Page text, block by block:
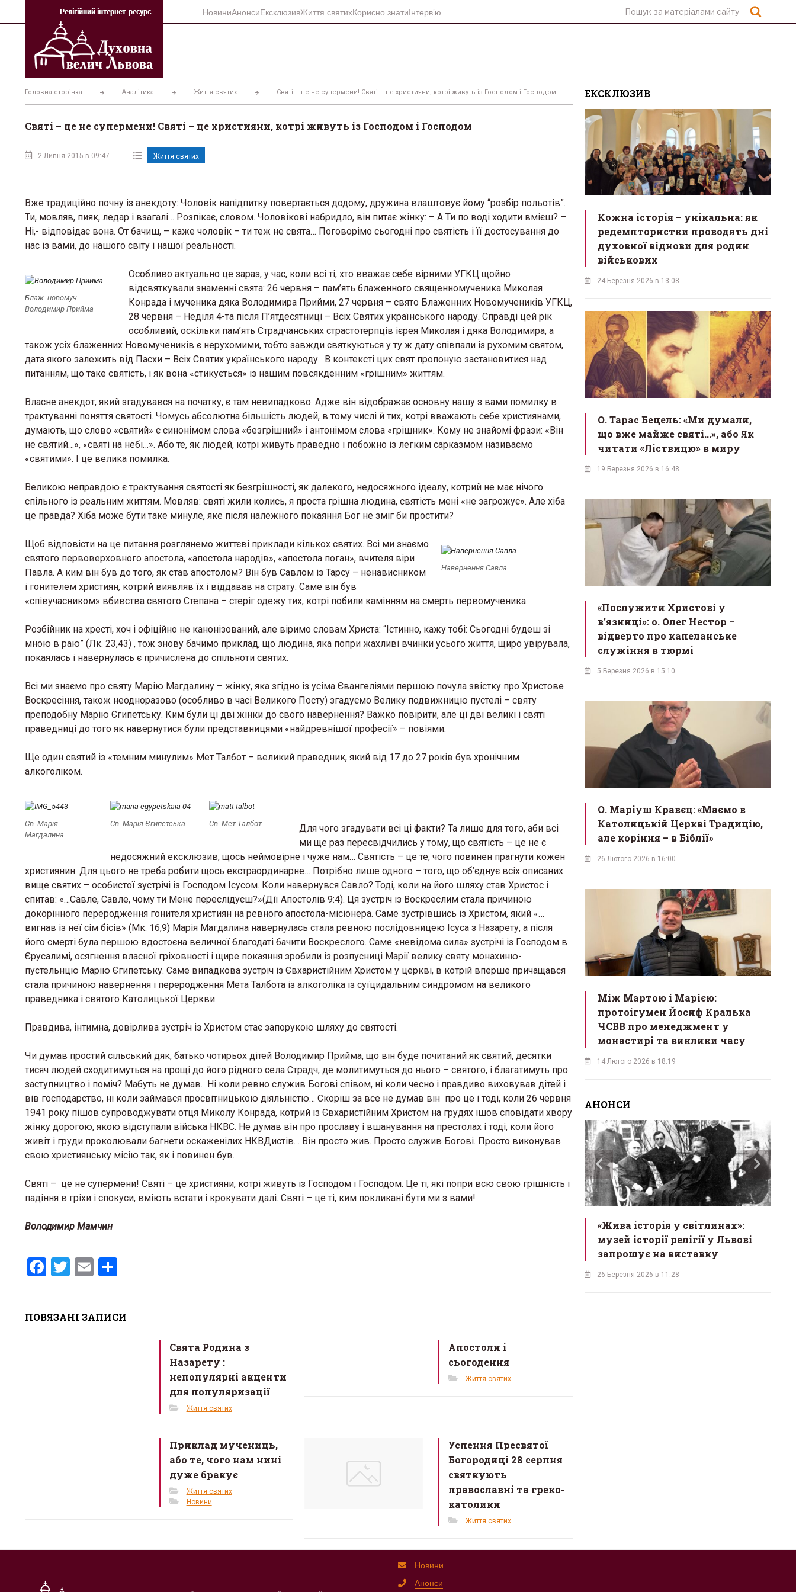
вмісту
НовиниАнонсиЕксклюзивЖиття святихКорисно знатиІнтерв’ю
Головна сторінка Аналітика Життя святих Святі – це не супермени! Святі – це християни, котрі живуть із Господом і Господом
Святі – це не супермени! Святі – це християни, котрі живуть із Господом і Господом
2 Липня 2015 в 09:47 Життя святих
Вже традиційно почну із анекдоту: Чоловік напідпитку повертається додому, дружина влаштовує йому “розбір польотів”.
Ти, мовляв, пияк, ледар і взагалі… Розпікає, словом. Чоловікові набридло, він питає жінку: – А Ти по воді ходити вмієш? –
Ні,- відповідає вона. От бачиш, – каже чоловік – ти теж не свята… Поговорімо сьогодні про святість і її достосування до
нас із вами, до нашого світу і нашої реальності.
Блаж. новомуч.
Володимир Прийма
Особливо актуально це зараз, у час, коли всі ті, хто вважає себе вірними УГКЦ щойно
відсвяткували знаменні свята: 26 червня – пам’ять блаженного священномученика Миколая
Конрада і мученика дяка Володимира Прийми, 27 червня – свято Блаженних Новомучеників УГКЦ,
28 червня – Неділя 4-та після П’ятдесятниці – Всіх Святих українського народу. Справді цей рік
особливий, оскільки пам’ять Страдчанських страстотерпців ієрея Миколая і дяка Володимира, а
також усіх блаженних Новомучеників є нерухомими, тобто завжди святкуються у ту ж дату співпали із рухомим святом,
дата якого залежить від Пасхи – Всіх Святих українського народу. В контексті цих свят пропоную застановитися над
питанням, що таке святість, і як вона «стикується» із нашим повсякденним «грішним» життям.
Власне анекдот, який згадувався на початку, є там невипадково. Адже він відображає основну нашу з вами помилку в
трактуванні поняття святості. Чомусь абсолютна більшість людей, в тому числі й тих, котрі вважають себе християнами,
думають, що слово «святий» є синонімом слова «безгрішний» і антонімом слова «грішник». Кому не знайомі фрази: «Він
не святий…», «святі на небі…». Або те, як людей, котрі живуть праведно і побожно із легким сарказмом називаємо
«святими». І це велика помилка.
Великою неправдою є трактування святості як безгрішності, як далекого, недосяжного ідеалу, котрий не має нічого
спільного із реальним життям. Мовляв: святі жили колись, я проста грішна людина, святість мені «не загрожує». Але хіба
це правда? Хіба може бути таке минуле, яке після належного покаяння Бог не зміг би простити?
Навернення Савла
Щоб відповісти на це питання розглянемо життєві приклади кількох святих. Всі ми знаємо
святого первоверховного апостола, «апостола народів», «апостола поган», вчителя віри
Павла. А ким він був до того, як став апостолом? Він був Савлом із Тарсу – ненависником
і гонителем християн, котрий виявляв їх і віддавав на страту. Саме він був
«співучасником» вбивства святого Степана – стеріг одежу тих, котрі побили камінням на смерть первомученика.
Розбійник на хресті, хоч і офіційно не канонізований, але віримо словам Христа: “Істинно, кажу тобі: Сьогодні будеш зі
мною в раю” (Лк. 23,43) , тож знову бачимо приклад, що людина, яка попри жахливі вчинки усього життя, щиро увірувала,
покаялась і навернулась є причислена до спільноти святих.
Всі ми знаємо про святу Марію Магдалину – жінку, яка згідно із усіма Євангеліями першою почула звістку про Христове
Воскресіння, також неодноразово (особливо в часі Великого Посту) згадуємо Велику подвижницю пустелі – святу
преподобну Марію Єгипетську. Ким були ці дві жінки до свого навернення? Важко повірити, але ці дві великі і святі
праведниці до того як навернутися були представницями «найдревнішої професії» – повіями.
Ще один святий із «темним минулим» Мет Талбот – великий праведник, який від 17 до 27 років був хронічним
алкоголіком.
Св. Марія
Магдалина
Св. Марія Єгипетська Св. Мет Талбот
Для чого згадувати всі ці факти? Та лише для того, аби всі
ми ще раз пересвідчились у тому, що святість – це не є
недосяжний ексклюзив, щось неймовірне і чуже нам… Святість – це те, чого повинен прагнути кожен
християнин. Для цього не треба робити щось екстраординарне… Потрібно лише одного – того, що об’єднує всіх описаних
вище святих – особистої зустрічі із Господом Ісусом. Коли навернувся Савло? Тоді, коли на його шляху став Христос і
спитав: «…Савле, Савле, чому ти Мене переслідуєш?»(Дії Апостолів 9:4). Ця зустріч із Воскреслим стала причиною
докорінного переродження гонителя християн на ревного апостола-місіонера. Саме зустрівшись із Христом, який «…
вигнав із неї сім бісів» (Мк. 16,9) Марія Магдалина навернулась стала ревною послідовницею Ісуса з Назарету, а після
його смерті була першою вдостоєна величної благодаті бачити Воскреслого. Саме «невідома сила» зустрічі із Господом в
Єрусалимі, осягнення власної гріховності і щире покаяння зробили із розпусниці Марії велику святу монахиню-
пустельнцю Марію Єгипетську. Саме випадкова зустріч із Євхаристійним Христом у церкві, в котрій вперше причащався
стала причиною навернення і переродження Мета Талбота із алкоголіка із суїцидальним синдромом на великого
праведника і святого Католицької Церкви.
Правдива, інтимна, довірлива зустріч із Христом стає запорукою шляху до святості.
Чи думав простий сільський дяк, батько чотирьох дітей Володимир Прийма, що він буде почитаний як святий, десятки
тисяч людей сходитимуться на прощі до його рідного села Страдч, де молитимуться до нього – святого, і благатимуть про
заступництво і поміч? Мабуть не думав. Ні коли ревно служив Богові співом, ні коли чесно і правдиво виховував дітей і
вів господарство, ні коли займався просвітницькою діяльністю… Скоріш за все не думав він про це і тоді, коли 26 червня
1941 року пішов супроводжувати отця Миколу Конрада, котрий із Євхаристійним Христом на грудях ішов сповідати хвору
жінку дорогою, якою відступали війська НКВС. Не думав він про прославу і вшанування на престолах і тоді, коли його
живіт і груди проколювали багнети оскаженілих НКВДистів… Він просто жив. Просто служив Богові. Просто виконував
свою християнську місію так, як і повинен був.
Святі – це не супермени! Святі – це християни, котрі живуть із Господом і Господом. Це ті, які попри всю свою грішність і
падіння в гріхи і спокуси, вміють встати і крокувати далі. Святі – це ті, ким покликані бути ми з вами!
Володимир Мамчин
F
b
T
er
E
e
ПОВЯЗАНІ ЗАПИСИ
Свята Родина з
Назарету :
непопулярні акценти
для популяризації
Життя святих
Апостоли і
сьогодення
Життя святих
Приклад мучениць,
або те, чого нам нині
дуже бракує
Життя святих
Новини
Успення Пресвятої
Богородиці 28 серпня
святкують
православні та греко-
католики
Життя святих
ЕКСКЛЮЗИВ
Кожна історія – унікальна: як
редемптористки проводять дні
духовної віднови для родин
військових
24 Березня 2026 в 13:08
О. Тарас Бецель: «Ми думали,
що вже майже святі...», або Як
читати «Ліствицю» в миру
19 Березня 2026 в 16:48
«Послужити Христові у
вʼязниці»: о. Олег Нестор –
відверто про капеланське
служіння в тюрмі
5 Березня 2026 в 15:10
О. Маріуш Кравєц: «Маємо в
Католицькій Церкві Традицію,
але коріння – в Біблії»
26 Лютого 2026 в 16:00
Між Мартою і Марією:
протоігумен Йосиф Кралька
ЧСВВ про менеджмент у
монастирі та виклики часу
14 Лютого 2026 в 18:19
АНОНСИ
«Жива історія у світлинах»:
музей історії релігії у Львові
запрошує на виставку
26 Березня 2026 в 11:28
Новини
Анонси